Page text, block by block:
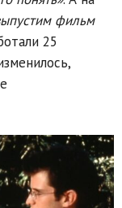
фильм
25